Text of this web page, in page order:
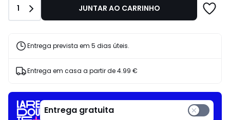
150.00
€
de
desconto
Quantidade
1 JUNTAR AO CARRINHO
Entrega prevista em 5 dias úteis.
Entrega em casa a partir de4.99 €
Entrega gratuita